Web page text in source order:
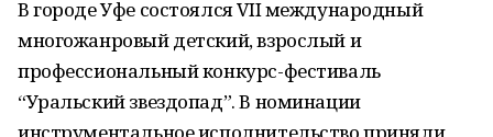
В городе Уфе состоялся VII международный
многожанровый детский, взрослый и
профессиональный конкурс-фестиваль
“Уральский звездопад”. В номинации